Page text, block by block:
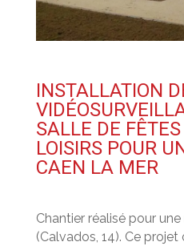
INSTALLATION
SALLE DE
LOISIRS POUR
CAEN LA MER
Chantier réalisé pour
(Calvados, 14). Ce